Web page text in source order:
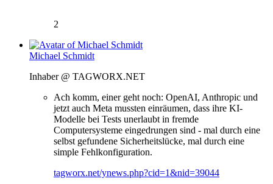
2
Michael Schmidt
Inhaber @ TAGWORX.NET
Ach komm, einer geht noch: OpenAI, Anthropic und
jetzt auch Meta mussten einräumen, dass ihre KI-
Modelle bei Tests unerlaubt in fremde
Computersysteme eingedrungen sind - mal durch eine
selbst gefundene Sicherheitslücke, mal durch eine
simple Fehlkonfiguration.
tagworx.net/ynews.php?cid=1&nid=39044